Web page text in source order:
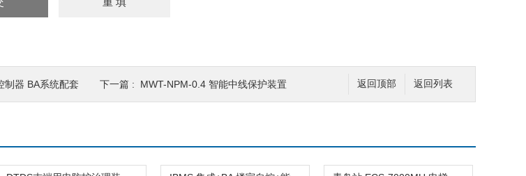
返回列表
返回顶部
制器 BA系统配套 下一篇 : MWT-NPM-0.4 智能中线保护装置